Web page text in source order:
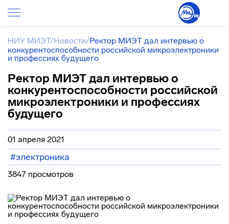
НИУ МИЭТ/Новости/Ректор МИЭТ дал интервью о
конкурентоспособности российской микроэлектроники
и профессиях будущего
Ректор МИЭТ дал интервью о
конкурентоспособности российской
микроэлектроники и профессиях
будущего
01 апреля 2021
#электроника
3847 просмотров